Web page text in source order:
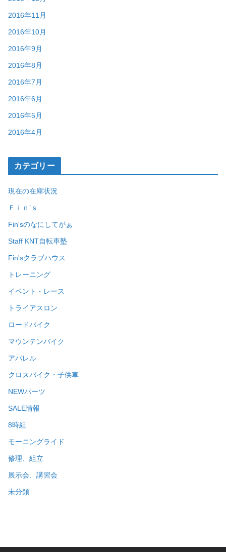
2016年11月
2016年10月
2016年9月
2016年8月
2016年7月
2016年6月
2016年5月
2016年4月
カテゴリー
現在の在庫状況
Ｆｉｎ’ｓ
Fin'sのなにしてがぁ
Staff KNT自転車塾
Fin'sクラブハウス
トレーニング
イベント・レース
トライアスロン
ロードバイク
マウンテンバイク
アパレル
クロスバイク・子供車
NEWパーツ
SALE情報
8時組
モーニングライド
修理、組立
展示会、講習会
未分類